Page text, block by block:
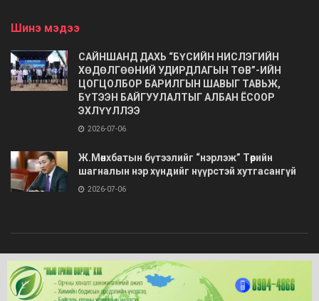
Шинэ мэдээ
САЙНШАНД ДАХЬ “БҮСИЙН НИСЛЭГИЙН
ХӨДӨЛГӨӨНИЙ УДИРДЛАГЫН ТӨВ”-ИЙН
ЦОГЦОЛБОР БАРИЛГЫН ШАВЫГ ТАВЬЖ,
БҮТЭЭН БАЙГУУЛАЛТЫГ АЛБАН ЁСООР
ЭХЛҮҮЛЛЭЭ
2026-07-06
Ж.Мөнхбатын бүтээлийг “нэрлэж” Төрийн
шагналын нэр хүндийг нүүрстэй хутгасангүй
2026-07-06
© 2020 Barimt.com- Зохиогчийн эрх хуулиар хамгаалагдсан. Загварыг
ONLINE MEDIA LLC.